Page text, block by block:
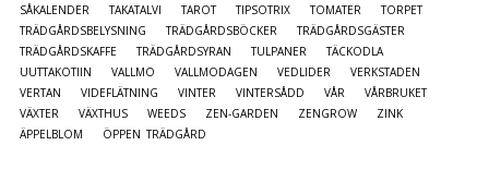
SÅKALENDER
TAKATALVI TAROT TIPSOTRIX TOMATER
TORPET
TRÄDGÅRDSBELYSNING
TRÄDGÅRDSBÖCKER
TRÄDGÅRDSGÄSTER
TRÄDGÅRDSKAFFE
TRÄDGÅRDSYRAN TULPANER
TÄCKODLA
UUTTAKOTIIN
VALLMO VALLMODAGEN VEDLIDER
VERKSTADEN
VERTAN
VIDEFLÄTNING VINTER VINTERSÅDD VÅR
VÅRBRUKET
VÄXTER
VÄXTHUS WEEDS ZEN-GARDEN ZENGROW
ZINK
ÄPPELBLOM
ÖPPEN TRÄDGÅRD